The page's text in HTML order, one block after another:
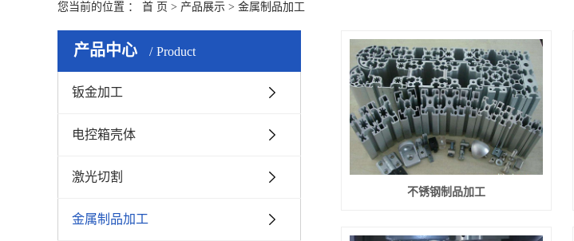
您当前的位置 ： 首 页 > 产品展示 > 金属制品加工
产品中心 Product
钣金加工
电控箱壳体
激光切割
金属制品加工
不锈钢制品加工